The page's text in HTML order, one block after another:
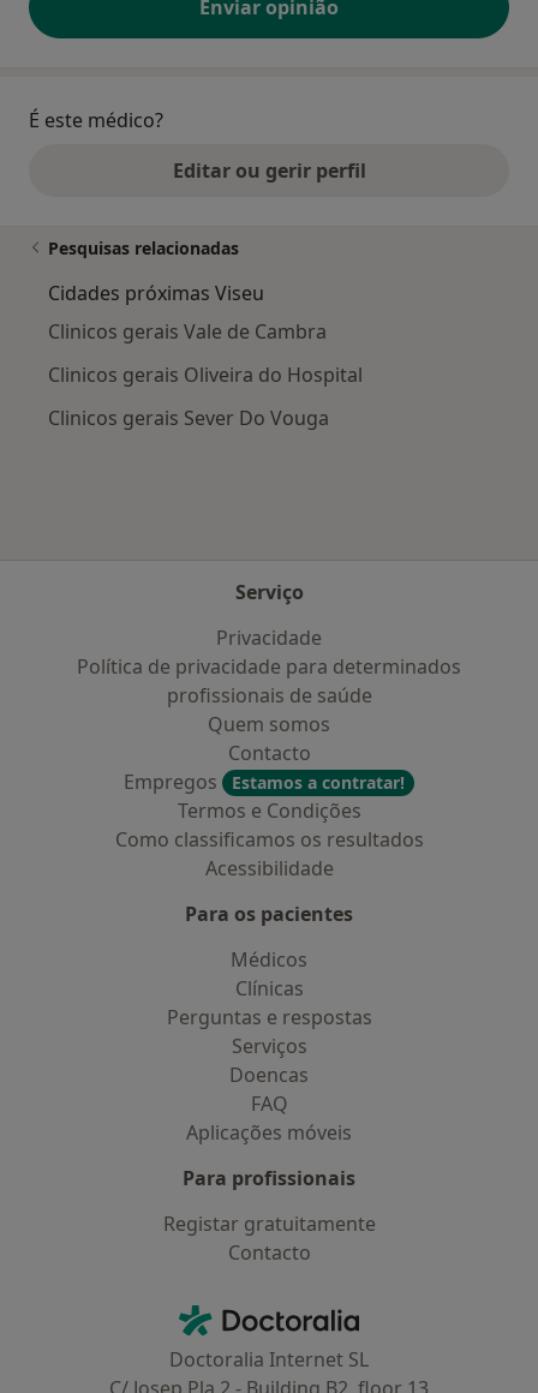
Enviar opinião
É este médico?
Editar ou gerir perfil
Pesquisas relacionadas
Cidades próximas Viseu
Clinicos gerais Vale de Cambra
Clinicos gerais Oliveira do Hospital
Clinicos gerais Sever Do Vouga
Serviço
Privacidade
Política de privacidade para determinados
profissionais de saúde
Quem somos
Contacto
Empregos
Estamos a contratar!
Termos e Condições
Como classificamos os resultados
Acessibilidade
Para os pacientes
Médicos
Clínicas
Perguntas e respostas
Serviços
Doencas
FAQ
Aplicações móveis
Para profissionais
Registar gratuitamente
Contacto
Doctoralia - Homepage
Doctoralia Internet SL